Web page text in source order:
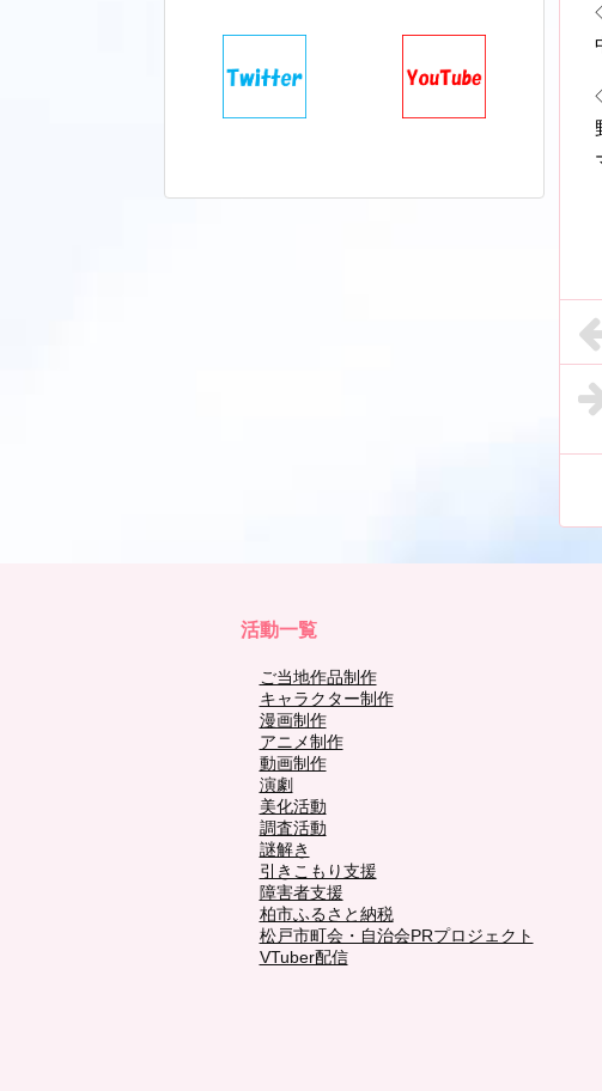
活動一覧
ご当地作品制作
キャラクター制作
漫画制作
アニメ制作
動画制作
演劇
美化活動
調査活動
謎解き
引きこもり支援
障害者支援
柏市ふるさと納税
松戸市町会・自治会PRプロジェクト
VTuber配信